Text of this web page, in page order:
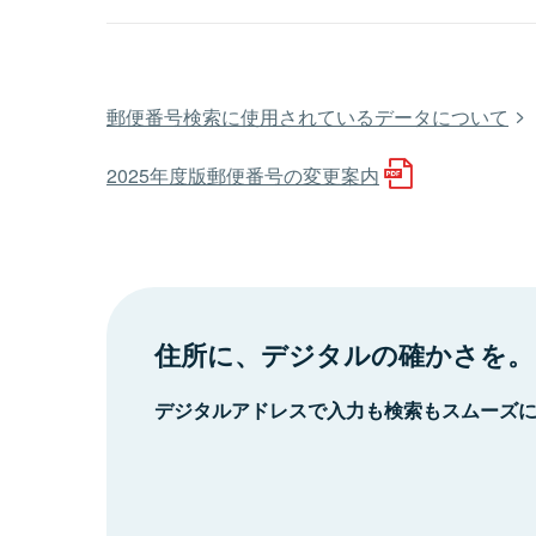
郵便番号検索に使用されているデータについて
2025年度版郵便番号の変更案内
住所に、デジタルの確かさを。
デジタルアドレスで入力も検索もスムーズ